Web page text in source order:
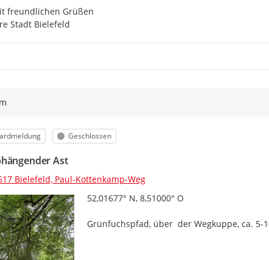
freundlichen Grüßen
Stadt Bielefeld
Status
Geschlossen
Ast
Bielefeld, Paul-Kottenkamp-Weg
52,01677° N, 8,51000° O
Grünfuchspfad, über  der Wegkuppe, ca.